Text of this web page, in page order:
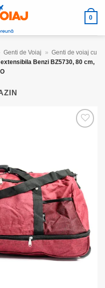
0
Genti de Voiaj » Genti de voiaj cu
Benzi BZ5730, 80 cm,